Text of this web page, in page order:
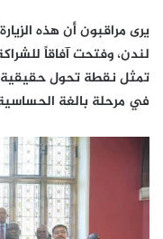
​يرى مراقبون أن هذه
لندن، وفتحت آفاقاً
تمثل نقطة تحول حقيقية
في مرحلة بالغة